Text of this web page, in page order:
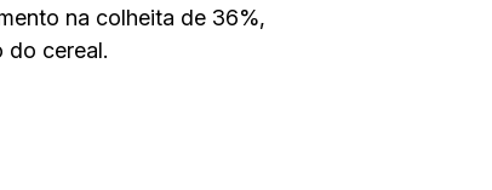
na colheita de 36%,
do cereal.